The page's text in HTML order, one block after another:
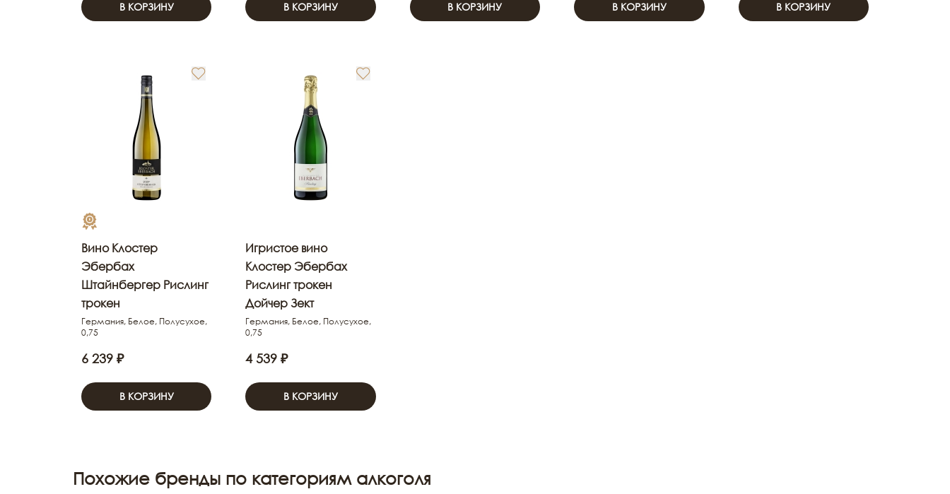
В КОРЗИНУ В КОРЗИНУ В КОРЗИНУ В КОРЗИНУ В КОРЗИНУ
Вино Клостер
Эбербах
Штайнбергер Рислинг
трокен
Германия, Белое, Полусухое,
0,75
6 239 ₽
В КОРЗИНУ
Игристое вино
Клостер Эбербах
Рислинг трокен
Дойчер Зект
Германия, Белое, Полусухое,
0,75
4 539 ₽
В КОРЗИНУ
Похожие бренды по категориям алкоголя